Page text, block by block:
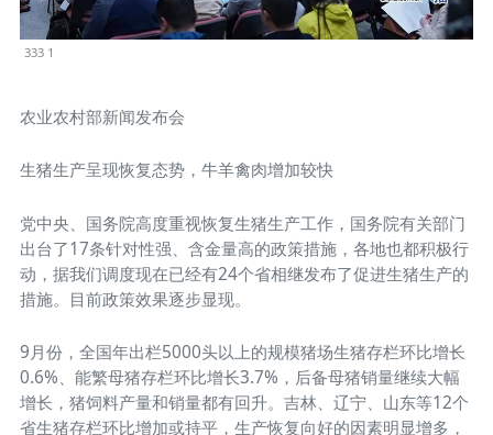
333 1
农业农村部新闻发布会
生猪生产呈现恢复态势，牛羊禽肉增加较快
党中央、国务院高度重视恢复生猪生产工作，国务院有关部门
出台了17条针对性强、含金量高的政策措施，各地也都积极行
动，据我们调度现在已经有24个省相继发布了促进生猪生产的
措施。目前政策效果逐步显现。
9月份，全国年出栏5000头以上的规模猪场生猪存栏环比增长
0.6%、能繁母猪存栏环比增长3.7%，后备母猪销量继续大幅
增长，猪饲料产量和销量都有回升。吉林、辽宁、山东等12个
省生猪存栏环比增加或持平，生产恢复向好的因素明显增多，